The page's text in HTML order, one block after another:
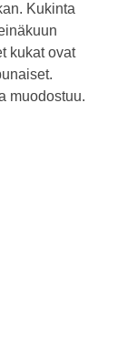
Kukinta
kukat ovat
muodostuu.